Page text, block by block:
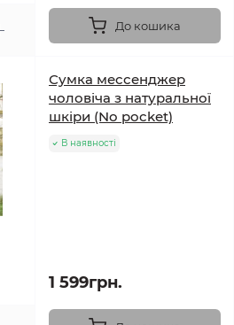
До кошика
Сумка мессенджер
чоловіча з натуральної
шкіри (No pocket)
В наявності
1 599грн.